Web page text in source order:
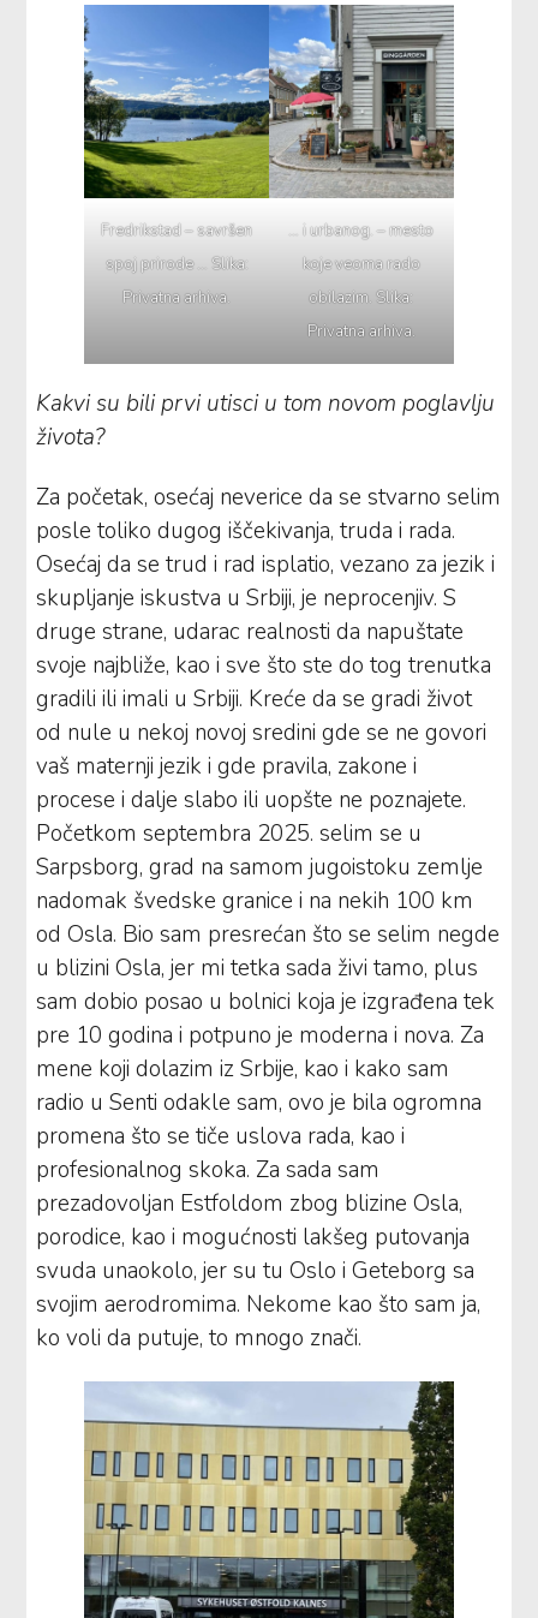
Fredrikstad – savršen
spoj prirode … Slika:
Privatna arhiva.
… i urbanog. – mesto
koje veoma rado
obilazim. Slika:
Privatna arhiva.
Kakvi su bili prvi utisci u tom novom poglavlju
života?
Za početak, osećaj neverice da se stvarno selim
posle toliko dugog iščekivanja, truda i rada.
Osećaj da se trud i rad isplatio, vezano za jezik i
skupljanje iskustva u Srbiji, je neprocenjiv. S
druge strane, udarac realnosti da napuštate
svoje najbliže, kao i sve što ste do tog trenutka
gradili ili imali u Srbiji. Kreće da se gradi život
od nule u nekoj novoj sredini gde se ne govori
vaš maternji jezik i gde pravila, zakone i
procese i dalje slabo ili uopšte ne poznajete.
Početkom septembra 2025. selim se u
Sarpsborg, grad na samom jugoistoku zemlje
nadomak švedske granice i na nekih 100 km
od Osla. Bio sam presrećan što se selim negde
u blizini Osla, jer mi tetka sada živi tamo, plus
sam dobio posao u bolnici koja je izgrađena tek
pre 10 godina i potpuno je moderna i nova. Za
mene koji dolazim iz Srbije, kao i kako sam
radio u Senti odakle sam, ovo je bila ogromna
promena što se tiče uslova rada, kao i
profesionalnog skoka. Za sada sam
prezadovoljan Estfoldom zbog blizine Osla,
porodice, kao i mogućnosti lakšeg putovanja
svuda unaokolo, jer su tu Oslo i Geteborg sa
svojim aerodromima. Nekome kao što sam ja,
ko voli da putuje, to mnogo znači.